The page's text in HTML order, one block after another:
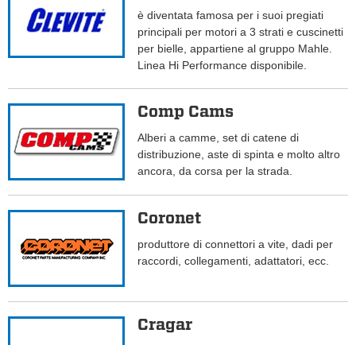
è diventata famosa per i suoi pregiati
principali per motori a 3 strati e cuscinetti
per bielle, appartiene al gruppo Mahle.
Linea Hi Performance disponibile.
Comp Cams
Alberi a camme, set di catene di
distribuzione, aste di spinta e molto altro
ancora, da corsa per la strada.
Coronet
produttore di connettori a vite, dadi per
raccordi, collegamenti, adattatori, ecc.
Cragar